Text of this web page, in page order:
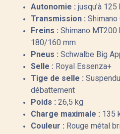
Autonomie : jusqu’à 125
Transmission :
Freins : Shimano
180/160 mm
Pneus : Schwalbe Big
Selle : Royal Essenza+
Tige de selle :
débattement
Poids : 26,5 kg
Charge maximale : 135
Couleur : Rouge métal